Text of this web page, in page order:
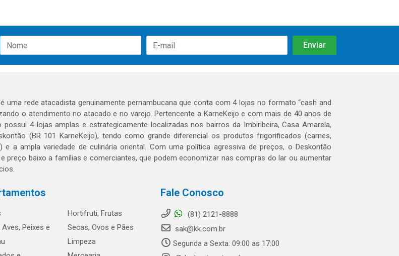
uma rede atacadista genuinamente pernambucana que conta com 4 lojas no formato “cash and
o atendimento no atacado e no varejo. Pertencente a KarneKeijo e com mais de 40 anos de
possui 4 lojas amplas e estrategicamente localizadas nos bairros da Imbiribeira, Casa Amarela,
(BR 101 KarneKeijo), tendo como grande diferencial os produtos frigorificados (carnes,
e a ampla variedade de culinária oriental. Com uma política agressiva de preços, o Deskontão
preço baixo a famílias e comerciantes, que podem economizar nas compras do lar ou aumentar
Peixes e
Hortifruti, Frutas
Secas, Ovos e Pães
Limpeza
Fale Conosco
(81) 2121-8888
sak@kk.com.br
Segunda a Sexta: 09:00 as 17:00